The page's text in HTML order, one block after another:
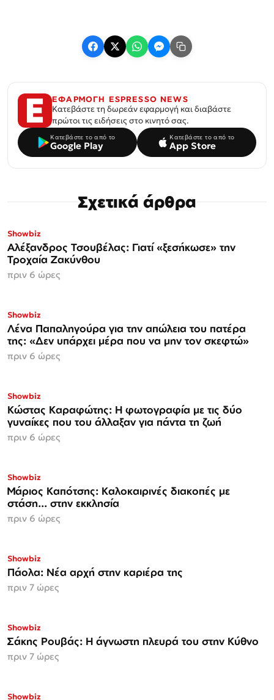
ΕΦΑΡΜΟΓΗ ESPRESSO NEWS
Κατεβάστε τη δωρεάν εφαρμογή και διαβάστε
πρώτοι τις ειδήσεις στο κινητό σας.
Κατεβάστε το από το
Google Play
Κατεβάστε το από το
App Store
Σχετικά άρθρα
Showbiz
Αλέξανδρος Τσουβέλας: Γιατί «ξεσήκωσε» την
Τροχαία Ζακύνθου
πριν 6 ώρες
Showbiz
Λένα Παπαληγούρα για την απώλεια του πατέρα
της: «Δεν υπάρχει μέρα που να μην τον σκεφτώ»
πριν 6 ώρες
Showbiz
Κώστας Καραφώτης: Η φωτογραφία με τις δύο
γυναίκες που του άλλαξαν για πάντα τη ζωή
πριν 6 ώρες
Showbiz
Μάριος Καπότσης: Καλοκαιρινές διακοπές με
στάση... στην εκκλησία
πριν 6 ώρες
Showbiz
Πάολα: Νέα αρχή στην καριέρα της
πριν 7 ώρες
Showbiz
Σάκης Ρουβάς: Η άγνωστη πλευρά του στην Κύθνο
πριν 7 ώρες
Showbiz